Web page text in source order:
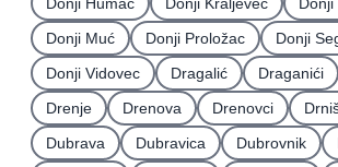
Donji Muć
Donji Proložac
Donji
Donji Vidovec
Dragalić Draganići
Drenje
Drenova Drenovci
Dubrava
Dubravica Dubrovnik